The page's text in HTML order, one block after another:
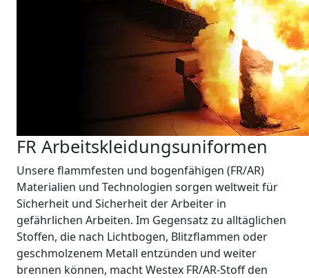
FR Arbeitskleidungsuniformen
Unsere flammfesten und bogenfähigen (FR/AR)
Materialien und Technologien sorgen weltweit für
Sicherheit und Sicherheit der Arbeiter in
gefährlichen Arbeiten. Im Gegensatz zu alltäglichen
Stoffen, die nach Lichtbogen, Blitzflammen oder
geschmolzenem Metall entzünden und weiter
brennen können, macht Westex FR/AR-Stoff den